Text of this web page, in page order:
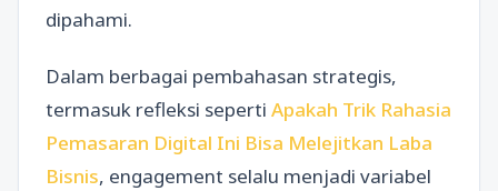
dipahami.
Dalam berbagai pembahasan strategis,
termasuk refleksi seperti Apakah Trik Rahasia
Pemasaran Digital Ini Bisa Melejitkan Laba
Bisnis, engagement selalu menjadi variabel